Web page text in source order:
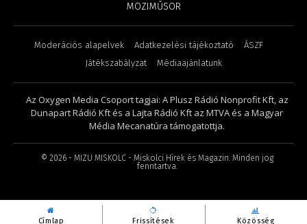
Címlap Frissítések Közösség
MOZIMŰSOR
Moderációs alapelvek Adatkezelési tájékoztató
ÁSZF
Játékszabályzat
Médiaajánlatunk
Az Oxygen Media Csoport tagjai: A Plusz Rádió Nonprofit Kft, az
Dunapart Rádió Kft és a Lajta Rádió Kft az MTVA és a Magyar
Média Mecanatúra támogatottja.
© 2026- MIZU MISKOLC - Miskolci Hírek és Magazin. Minden jog
fenntartva.